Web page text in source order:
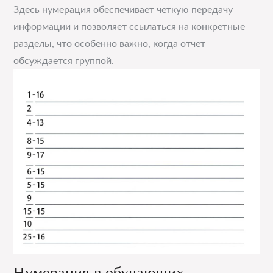
Здесь нумерация обеспечивает четкую передачу
информации и позволяет ссылаться на конкретные
разделы, что особенно важно, когда отчет
обсуждается группой.